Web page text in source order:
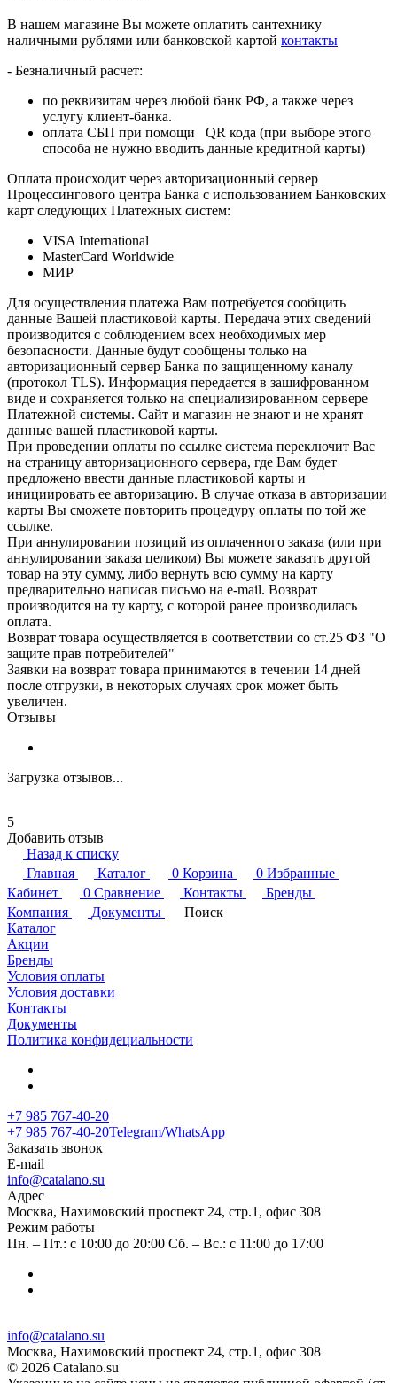
В нашем магазине Вы можете оплатить сантехнику
наличными рублями или банковской картой контакты
- Безналичный расчет:
по реквизитам через любой банк РФ, а также через
услугу клиент-банка.
оплата СБП при помощи QR кода (при выборе этого
способа не нужно вводить данные кредитной карты)
Оплата происходит через авторизационный сервер
Процессингового центра Банка с использованием Банковских
карт следующих Платежных систем:
VISA International
MasterCard Worldwide
МИР
Для осуществления платежа Вам потребуется сообщить
данные Вашей пластиковой карты. Передача этих сведений
производится с соблюдением всех необходимых мер
безопасности. Данные будут сообщены только на
авторизационный сервер Банка по защищенному каналу
(протокол TLS). Информация передается в зашифрованном
виде и сохраняется только на специализированном сервере
Платежной системы. Сайт и магазин не знают и не хранят
данные вашей пластиковой карты.
При проведении оплаты по ссылке система переключит Вас
на страницу авторизационного сервера, где Вам будет
предложено ввести данные пластиковой карты и
инициировать ее авторизацию. В случае отказа в авторизации
карты Вы сможете повторить процедуру оплаты по той же
ссылке.
При аннулировании позиций из оплаченного заказа (или при
аннулировании заказа целиком) Вы можете заказать другой
товар на эту сумму, либо вернуть всю сумму на карту
предварительно написав письмо на e-mail. Возврат
производится на ту карту, с которой ранее производилась
оплата.
Возврат товара осуществляется в соответствии со ст.25 ФЗ "О
защите прав потребителей"
Заявки на возврат товара принимаются в течении 14 дней
после отгрузки, в некоторых случаях срок может быть
увеличен.
Отзывы
Загрузка отзывов...
5
Добавить отзыв
Назад к списку
Главная
Каталог 0 Корзина 0 Избранные
Кабинет
0 Сравнение Контакты
Бренды
Компания
Документы
Поиск
Каталог
Акции
Бренды
Условия оплаты
Условия доставки
Контакты
Документы
Политика конфидециальности
+7 985 767-40-20
+7 985 767-40-20Telegram/WhatsApp
Заказать звонок
E-mail
info@catalano.su
Адрес
Москва, Нахимовский проспект 24, стр.1, офис 308
Режим работы
Пн. – Пт.: с 10:00 до 20:00 Сб. – Вс.: с 11:00 до 17:00
info@catalano.su
Москва, Нахимовский проспект 24, стр.1, офис 308
© 2026 Catalano.su